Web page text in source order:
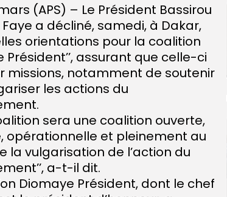
(APS) – Le Président Bassirou
a décliné, samedi, à Dakar,
orientations pour la coalition
Président’’, assurant que celle-ci
missions, notamment de soutenir
les actions du
sera une coalition ouverte,
opérationnelle et pleinement au
la vulgarisation de l’action du
a-t-il dit.
Diomaye Président, dont le chef